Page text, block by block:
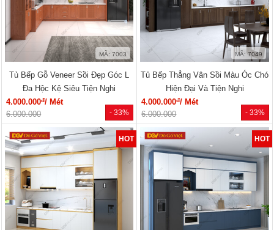
- 33%
MÃ: 7003
Tủ Bếp Gỗ Veneer Sồi Đẹp Góc L
Đa Hộc Kệ Siêu Tiện Nghi
4.000.000đ/ Mét
6.000.000
- 33%
MÃ: 7049
Tủ Bếp Thẳng Vân Sồi Màu Óc Chó
Hiện Đại Và Tiện Nghi
4.000.000đ/ Mét
6.000.000
HOT HOT